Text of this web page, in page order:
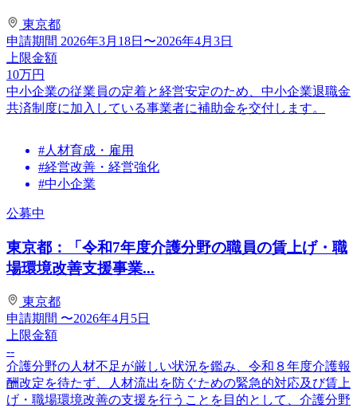
東京都
申請期間 2026年3月18日〜2026年4月3日
上限金額
10万円
中小企業の従業員の定着と経営安定のため、中小企業退職金
共済制度に加入している事業者に補助金を交付します。
#人材育成・雇用
#経営改善・経営強化
#中小企業
公募中
東京都：「令和7年度介護分野の職員の賃上げ・職
場環境改善支援事業...
東京都
申請期間 〜2026年4月5日
上限金額
--
介護分野の人材不足が厳しい状況を鑑み、令和８年度介護報
酬改定を待たず、人材流出を防ぐための緊急的対応及び賃上
げ・職場環境改善の支援を行うことを目的として、介護分野